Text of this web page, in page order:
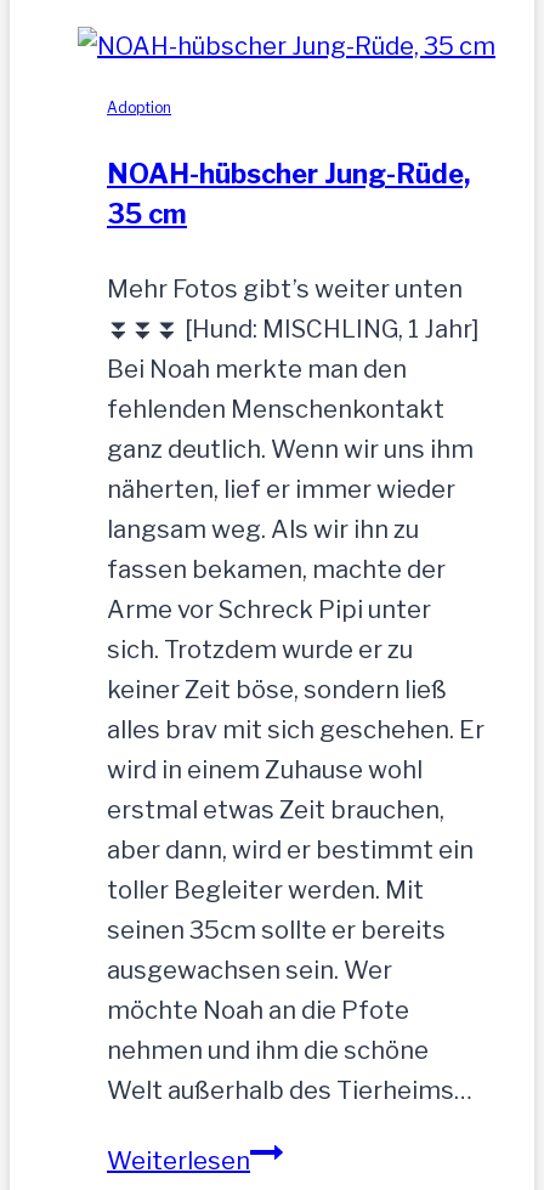
gesucht
Adoption
NOAH-hübscher Jung-Rüde,
35 cm
Mehr Fotos gibt’s weiter unten
⏬⏬⏬ [Hund: MISCHLING, 1 Jahr]
Bei Noah merkte man den
fehlenden Menschenkontakt
ganz deutlich. Wenn wir uns ihm
näherten, lief er immer wieder
langsam weg. Als wir ihn zu
fassen bekamen, machte der
Arme vor Schreck Pipi unter
sich. Trotzdem wurde er zu
keiner Zeit böse, sondern ließ
alles brav mit sich geschehen. Er
wird in einem Zuhause wohl
erstmal etwas Zeit brauchen,
aber dann, wird er bestimmt ein
toller Begleiter werden. Mit
seinen 35cm sollte er bereits
ausgewachsen sein. Wer
möchte Noah an die Pfote
nehmen und ihm die schöne
Welt außerhalb des Tierheims…
WeiterlesenNOAH-